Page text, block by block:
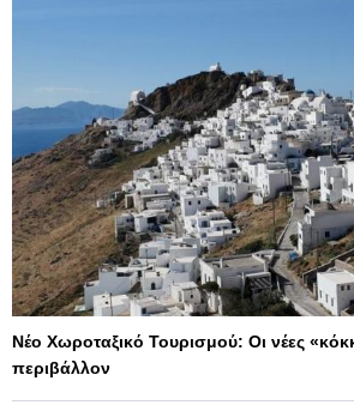
Νέο Χωροταξικό Τουρισμού: Οι νέες
περιβάλλον